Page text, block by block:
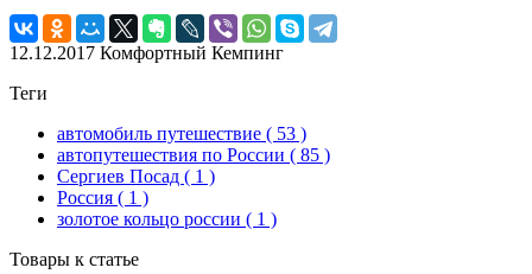
12.12.2017 Комфортный Кемпинг
Теги
автомобиль путешествие ( 53 )
автопутешествия по России ( 85 )
Сергиев Посад ( 1 )
Россия ( 1 )
золотое кольцо россии ( 1 )
Товары к статье